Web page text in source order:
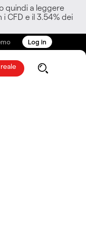
quindi a leggere
CFD e il 3.54% dei
Log in